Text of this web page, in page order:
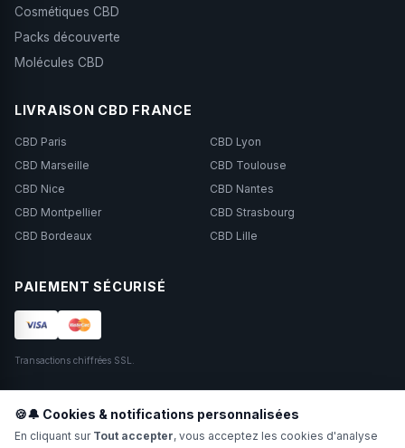
Cosmétiques CBD
Packs découverte
Molécules CBD
LIVRAISON CBD FRANCE
CBD Paris
CBD Lyon
CBD Marseille
CBD Toulouse
CBD Nice
CBD Nantes
CBD Montpellier
CBD Strasbourg
CBD Bordeaux
CBD Lille
PAIEMENT SÉCURISÉ
Transactions chiffrées SSL.
🍪🔔 Cookies & notifications personnalisées
En cliquant sur Tout accepter, vous acceptez les cookies d'analyse